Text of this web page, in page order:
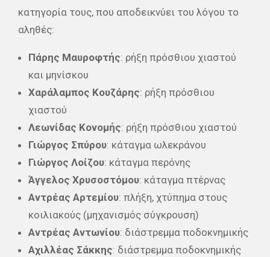
κατηγορία τους, που αποδεικνύει του λόγου το
αληθές:
Πάρης Μαυροφτής: ρήξη πρόσθιου χιαστού
και μηνίσκου
Χαράλαμπος Κουζάρης: ρήξη πρόσθιου
χιαστού
Λεωνίδας Κονομής: ρήξη πρόσθιου χιαστού
Γιώργος Σπύρου: κάταγμα ωλεκράνου
Γιώργος Λοίζου: κάταγμα περόνης
Άγγελος Χρυσοστόμου: κάταγμα πτέρνας
Αντρέας Αρτεμίου: πλήξη, χτύπημα στους
κοιλιακούς (μηχανισμός σύγκρουση)
Αντρέας Αντωνίου: διάστρεμμα ποδοκνημικής
Αχιλλέας Σάκκης: διάστρεμμα ποδοκνημικής